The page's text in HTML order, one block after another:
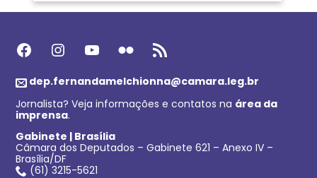
Facebook Instagram Youtube Flickr Feed RSS
dep.fernandamelchionna@camara.leg.br
Jornalista? Veja informações e contatos na área da
imprensa.
Gabinete | Brasília
Câmara dos Deputados – Gabinete 621 – Anexo IV –
Brasília/DF
(61) 3215-5621